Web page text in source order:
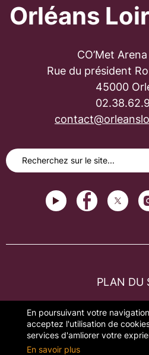
En poursuivant votre
acceptez l'utilisation de
services d'amliorer votre
En savoir plus
Orléans
CO’Met
Rue du président
45000
PLAN DU
MENTIONS